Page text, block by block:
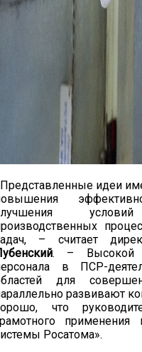
идеи
– считает
. – Высокой
в ПСР-
для
развивают
что
применения
Росатома».